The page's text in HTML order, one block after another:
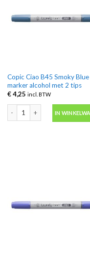
Copic Ciao B45 Smoky
marker alcohol met 2 tips
€4,25 incl. BTW
Copic Ciao B45 Smoky Blue
IN